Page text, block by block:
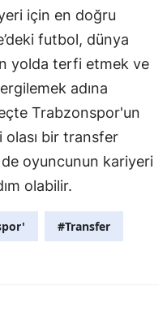
için en doğru
futbol, dünya
yolda terfi etmek ve
adına
Trabzonspor'un
olası bir transfer
oyuncunun kariyeri
olabilir.
#Transfer